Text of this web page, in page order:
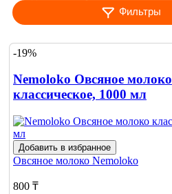
Фильтры
-19%
Nemoloko Овсяное молоко
классическое, 1000 мл
Добавить в избранное
Овсяное молоко Nemoloko
800 ₸